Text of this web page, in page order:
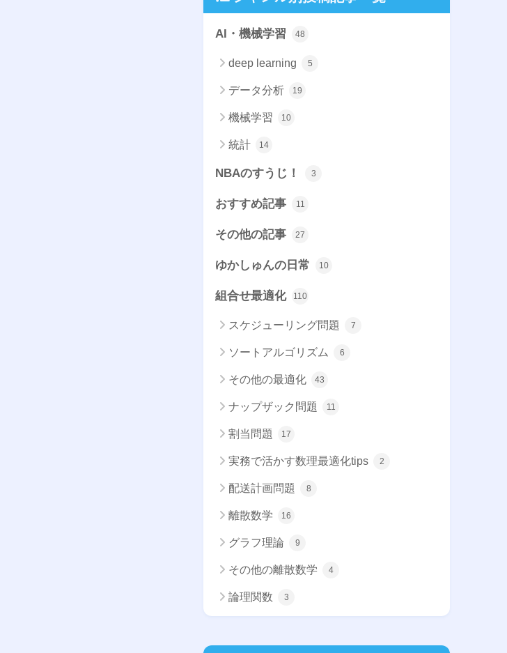
AI・機械学習 48
deep learning 5
データ分析 19
機械学習 10
統計 14
NBAのすうじ！ 3
おすすめ記事 11
その他の記事 27
ゆかしゅんの日常 10
組合せ最適化 110
スケジューリング問題 7
ソートアルゴリズム 6
その他の最適化 43
ナップザック問題 11
割当問題 17
実務で活かす数理最適化tips 2
配送計画問題 8
離散数学 16
グラフ理論 9
その他の離散数学 4
論理関数 3